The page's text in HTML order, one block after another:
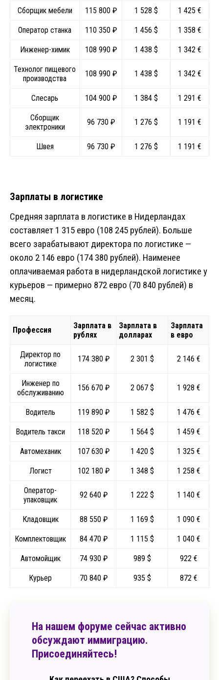
Сборщик мебели 115 800 ₽ 1 528 $ 1 425 €
Оператор станка 110 350 ₽ 1 456 $ 1 358 €
Инженер-химик 108 990 ₽ 1 438 $ 1 342 €
Технолог пищевого
производства
108 990 ₽ 1 438 $ 1 342 €
Слесарь 104 900 ₽ 1 384 $ 1 291 €
Сборщик
электроники
96 730 ₽ 1 276 $ 1 191 €
Швея 96 730 ₽ 1 276 $ 1 191 €
Зарплаты в логистике
Средняя зарплата в логистике в Нидерландах
составляет 1 315 евро (108 245 рублей). Больше
всего зарабатывают директора по логистике —
около 2 146 евро (174 380 рублей). Наименее
оплачиваемая работа в нидерландской логистике у
курьеров — примерно 872 евро (70 840 рублей) в
месяц.
Профессия
Зарплата в
рублях
Зарплата в
долларах
Зарплата
в евро
Директор по
логистике
174 380 ₽ 2 301 $ 2 146 €
Инженер по
обслуживанию
156 670 ₽ 2 067 $ 1 928 €
Водитель 119 890 ₽ 1 582 $ 1 476 €
Водитель такси 118 520 ₽ 1 564 $ 1 459 €
Автомеханик 107 630 ₽ 1 420 $ 1 325 €
Логист 102 180 ₽ 1 348 $ 1 258 €
Оператор-
упаковщик
92 640 ₽ 1 222 $ 1 140 €
Кладовщик 88 550 ₽ 1 169 $ 1 090 €
Комплектовщик 84 470 ₽ 1 115 $ 1 040 €
Автомойщик 74 930 ₽ 989 $ 922 €
Курьер 70 840 ₽ 935 $ 872 €
На нашем форуме сейчас активно
обсуждают иммиграцию.
Присоединяйтесь!